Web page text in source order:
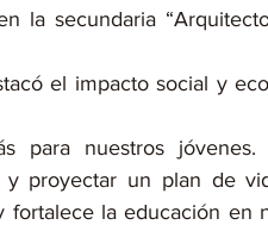
la secundaria
el impacto social y
para nuestros
proyectar un plan de
fortalece la educación en